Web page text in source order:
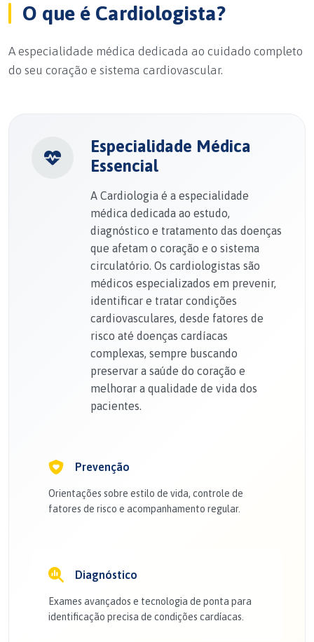
O que é Cardiologista?
A especialidade médica dedicada ao cuidado completo
do seu coração e sistema cardiovascular.
Especialidade Médica
Essencial
A Cardiologia é a especialidade
médica dedicada ao estudo,
diagnóstico e tratamento das doenças
que afetam o coração e o sistema
circulatório. Os cardiologistas são
médicos especializados em prevenir,
identificar e tratar condições
cardiovasculares, desde fatores de
risco até doenças cardíacas
complexas, sempre buscando
preservar a saúde do coração e
melhorar a qualidade de vida dos
pacientes.
Prevenção
Orientações sobre estilo de vida, controle de
fatores de risco e acompanhamento regular.
Diagnóstico
Exames avançados e tecnologia de ponta para
identificação precisa de condições cardíacas.